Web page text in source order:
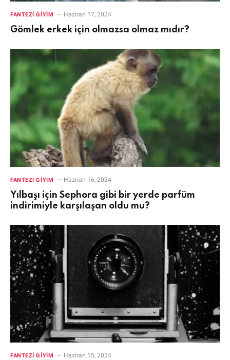
FANTEZI GIYIM Haziran 17, 2024
Gömlek erkek için olmazsa olmaz mıdır?
FANTEZI GIYIM Haziran 16, 2024
Yılbaşı için Sephora gibi bir yerde parfüm
indirimiyle karşılaşan oldu mu?
FANTEZI GIYIM Haziran 15, 2024